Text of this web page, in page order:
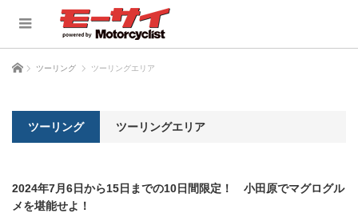
ホーム ツーリング ツーリングエリア
ツーリング ツーリングエリア
2024年7月6日から15日までの10日間限定！ 小田原でマグログル
メを堪能せよ！